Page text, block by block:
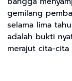
gemilang
selama lima
adalah bukti
merajut cita-